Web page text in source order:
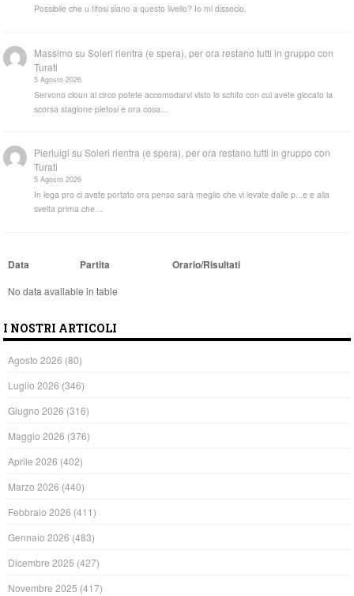
Possibile che u tifosi siano a questo livello? Io mi dissocio.
Massimo suSoleri rientra (e spera), per ora restano tutti in gruppo con
Turati
5 Agosto 2026
Servono cloun al circo potete accomodarvi visto lo schifo con cui avete giocato la
scorsa stagione pietosi e ora cosa…
Pierluigi suSoleri rientra (e spera), per ora restano tutti in gruppo con
Turati
5 Agosto 2026
In lega pro ci avete portato ora penso sarà meglio che vi levate dalle p...e e alla
svelta prima che…
Data Partita Orario/Risultati
No data available in table
I NOSTRI ARTICOLI
Agosto 2026 (80)
Luglio 2026 (346)
Giugno 2026 (316)
Maggio 2026 (376)
Aprile 2026 (402)
Marzo 2026 (440)
Febbraio 2026 (411)
Gennaio 2026 (483)
Dicembre 2025 (427)
Novembre 2025 (417)